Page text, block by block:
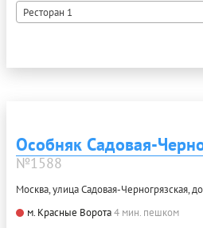
Ресторан 1
Особняк Садовая-
№1588
Москва, улица Садовая-Черногрязская,
м. Красные Ворота4 мин. пешком